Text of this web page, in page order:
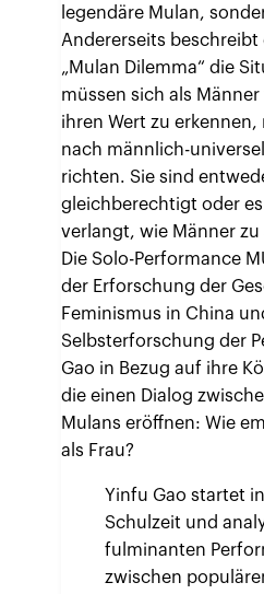
legendäre Mulan,
Andererseits beschreibt
„Mulan Dilemma“ die
müssen sich als
ihren Wert zu erkennen,
nach männlich-
richten. Sie sind
gleichberechtigt oder
verlangt, wie Männer zu
Die Solo-Performance
der Erforschung der
Feminismus in China
Selbsterforschung der
Gao in Bezug auf ihre
die einen Dialog
Mulans eröffnen: Wie
als Frau?
Yinfu Gao startet
Schulzeit und
fulminanten
zwischen